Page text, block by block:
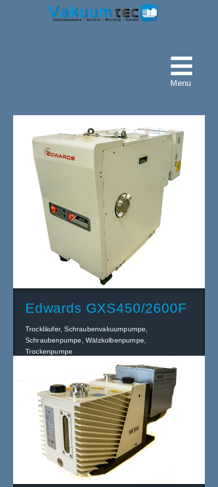
Vakuumtec
Pumpenservice
Menu
Edwards GXS450/2600F
Trockläufer, Schraubenvakuumpumpe,
Schraubenpumpe, Wälzkolbenpumpe,
Trockenpumpe